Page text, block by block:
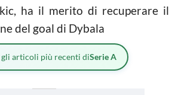
ha il merito di recuperare il
del goal di Dybala
gli articoli più recenti diSerie A